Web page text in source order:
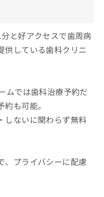
と好アクセスで歯周病
供している歯科クリニ
ムでは歯科治療予約だ
も可能。
しないに関わらず無料
、プライバシーに配慮